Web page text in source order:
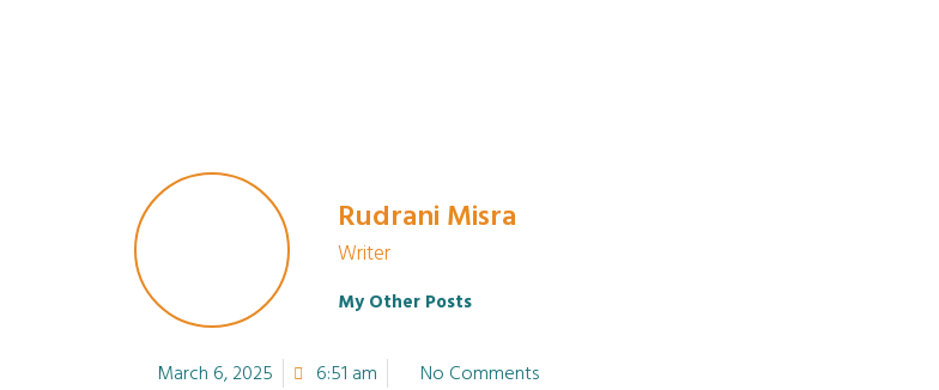
Rudrani Misra
Writer
My Other Posts
March 6, 2025 6:51 am No Comments